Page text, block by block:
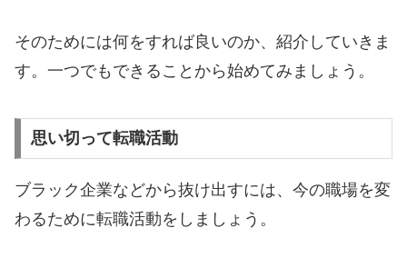
そのためには何をすれば良いのか、紹介していきま
す。一つでもできることから始めてみましょう。
思い切って転職活動
ブラック企業などから抜け出すには、今の職場を変
わるために転職活動をしましょう。